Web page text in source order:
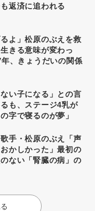
返済に追われる
るよ」松原のぶえを救
きる意味が変わっ
、きょうだいの関係
ない子になる」との言
も、ステージ4乳が
字で寝るのが夢」
手・松原のぶえ「声
かしかった」最初の
ない「腎臓の病」の